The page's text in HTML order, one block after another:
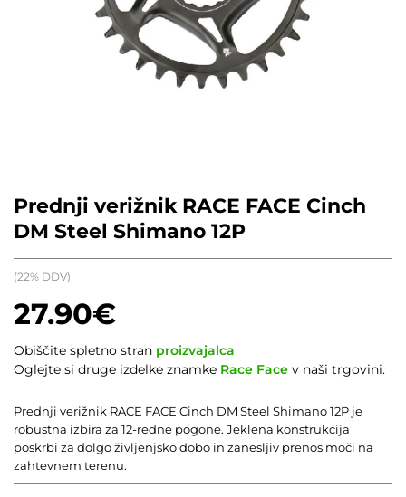
Prednji verižnik RACE FACE Cinch
DM Steel Shimano 12P
27.90€
(22% DDV)
Prednji verižnik RACE FACE Cinch DM Steel Shimano 12P je
robustna izbira za 12-redne pogone. Jeklena konstrukcija
poskrbi za dolgo življenjsko dobo in zanesljiv prenos moči na
zahtevnem terenu.
Obiščite spletno stran proizvajalca
Oglejte si druge izdelke znamke Race Face v naši trgovini.